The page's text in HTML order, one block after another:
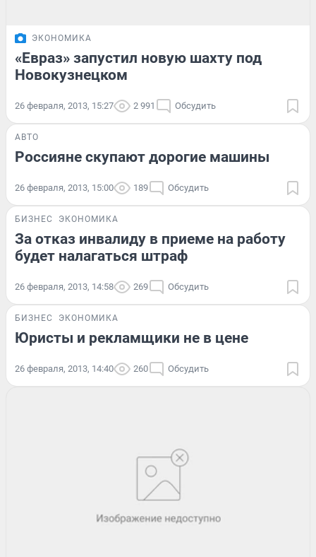
ЭКОНОМИКА
«Евраз» запустил новую шахту под
Новокузнецком
26 февраля, 2013, 15:27 2 991 Обсудить
АВТО
Россияне скупают дорогие машины
26 февраля, 2013, 15:00 189 Обсудить
БИЗНЕС ЭКОНОМИКА
За отказ инвалиду в приеме на работу
будет налагаться штраф
26 февраля, 2013, 14:58 269 Обсудить
БИЗНЕС ЭКОНОМИКА
Юристы и рекламщики не в цене
26 февраля, 2013, 14:40 260 Обсудить